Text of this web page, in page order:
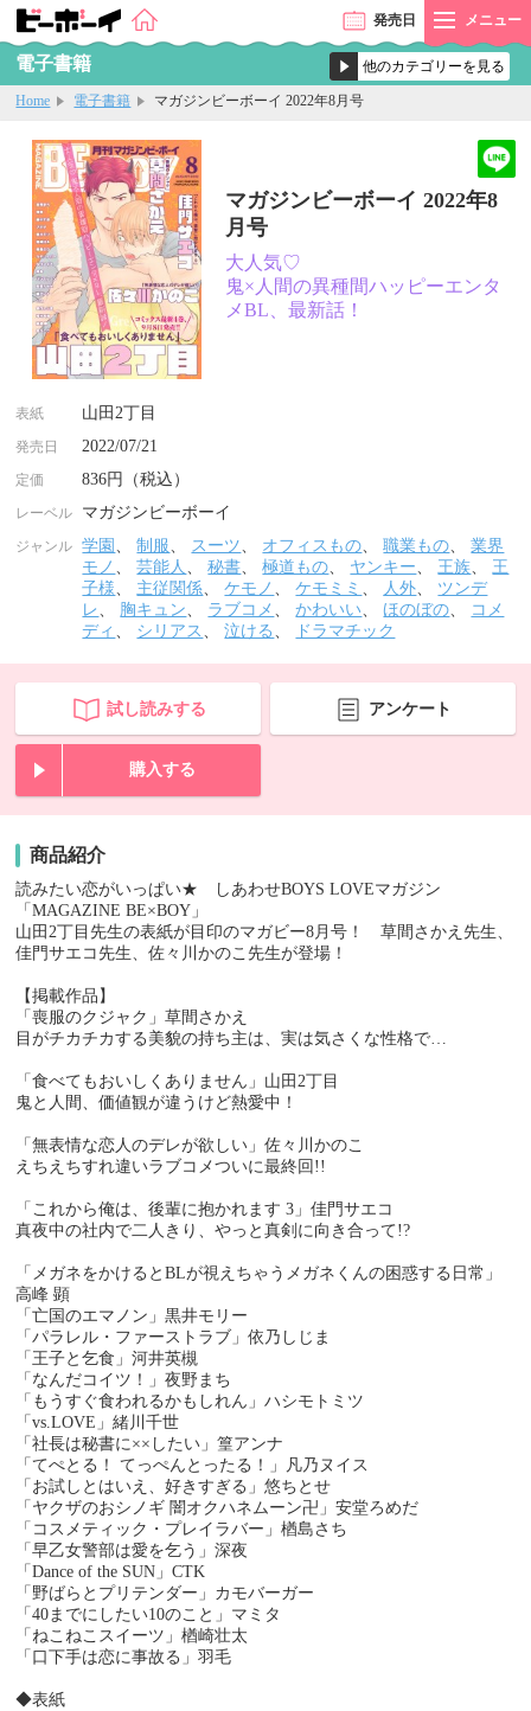
発売日 メニュー
電子書籍
Home 電子書籍 マガジンビーボーイ 2022年8月号
マガジンビーボーイ 2022年8
月号
大人気♡
鬼×人間の異種間ハッピーエンタ
メBL、最新話！
表紙 山田2丁目
発売日 2022/07/21
定価 836円（税込）
レーベル マガジンビーボーイ
ジャンル 学園 、制服、 スーツ、 オフィスもの、職業もの、業界
モノ 、芸能人 、秘書、極道もの、 ヤンキー、 王族、 王
子様、 主従関係、ケモノ 、ケモミミ 、 人外、 ツンデ
レ 、 胸キュン、 ラブコメ 、かわいい、ほのぼの、
コメ
ディ 、 シリアス 、泣ける 、 ドラマチック
試し読みする アンケート
購入する
商品紹介
読みたい恋がいっぱい★ しあわせBOYS LOVEマガジン
「MAGAZINE BE×BOY」
山田2丁目先生の表紙が目印のマガビー8月号！ 草間さかえ先生、
佳門サエコ先生、佐々川かのこ先生が登場！
【掲載作品】
「喪服のクジャク」草間さかえ
目がチカチカする美貌の持ち主は、実は気さくな性格で…
「食べてもおいしくありません」山田2丁目
鬼と人間、価値観が違うけど熱愛中！
「無表情な恋人のデレが欲しい」佐々川かのこ
えちえちすれ違いラブコメついに最終回!!
「これから俺は、後輩に抱かれます 3」佳門サエコ
真夜中の社内で二人きり、やっと真剣に向き合って!?
「メガネをかけるとBLが視えちゃうメガネくんの困惑する日常」
高峰 顕
「亡国のエマノン」黒井モリー
「パラレル・ファーストラブ」依乃しじま
「王子と乞食」河井英槻
「なんだコイツ！」夜野まち
「もうすぐ食われるかもしれん」ハシモトミツ
「vs.LOVE」緒川千世
「社長は秘書に××したい」篁アンナ
「てぺとる！ てっぺんとったる！」凡乃ヌイス
「お試しとはいえ、好きすぎる」悠ちとせ
「ヤクザのおシノギ 闇オクハネムーン卍」安堂ろめだ
「コスメティック・プレイラバー」楢島さち
「早乙女警部は愛を乞う」深夜
「Dance of the SUN」CTK
「野ばらとプリテンダー」カモバーガー
「40までにしたい10のこと」マミタ
「ねこねこスイーツ」楢崎壮太
「口下手は恋に事故る」羽毛
◆表紙